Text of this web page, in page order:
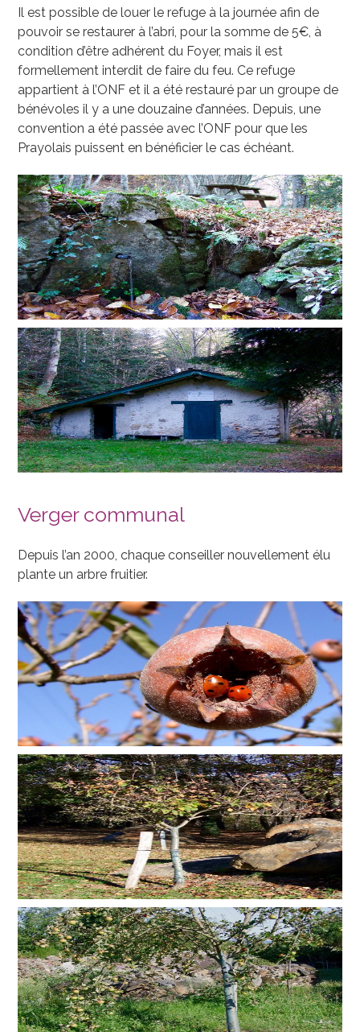
Il est possible de louer le refuge à la journée afin de
pouvoir se restaurer à l’abri, pour la somme de 5€, à
condition d’être adhérent du Foyer, mais il est
formellement interdit de faire du feu. Ce refuge
appartient à l’ONF et il a été restauré par un groupe de
bénévoles il y a une douzaine d’années. Depuis, une
convention a été passée avec l’ONF pour que les
Prayolais puissent en bénéficier le cas échéant.
Verger communal
Depuis l’an 2000, chaque conseiller nouvellement élu
plante un arbre fruitier.